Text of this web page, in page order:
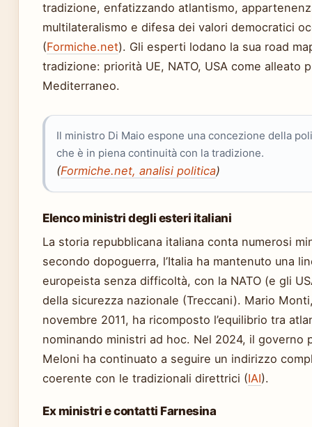
tradizione, enfatizzando atlantismo,
multilateralismo e difesa dei valori democratici
(Formiche.net). Gli esperti lodano la sua road
tradizione: priorità UE, NATO, USA come alleato
Mediterraneo.
Il ministro Di Maio espone una concezione della
che è in piena continuità con la tradizione.
(Formiche.net, analisi politica)
Elenco ministri degli esteri italiani
La storia repubblicana italiana conta numerosi
secondo dopoguerra, l’Italia ha mantenuto una
europeista senza difficoltà, con la NATO (e gli
della sicurezza nazionale (Treccani). Mario
novembre 2011, ha ricomposto l’equilibrio tra
nominando ministri ad hoc. Nel 2024, il governo
Meloni ha continuato a seguire un indirizzo
coerente con le tradizionali direttrici (IAI).
Ex ministri e contatti Farnesina